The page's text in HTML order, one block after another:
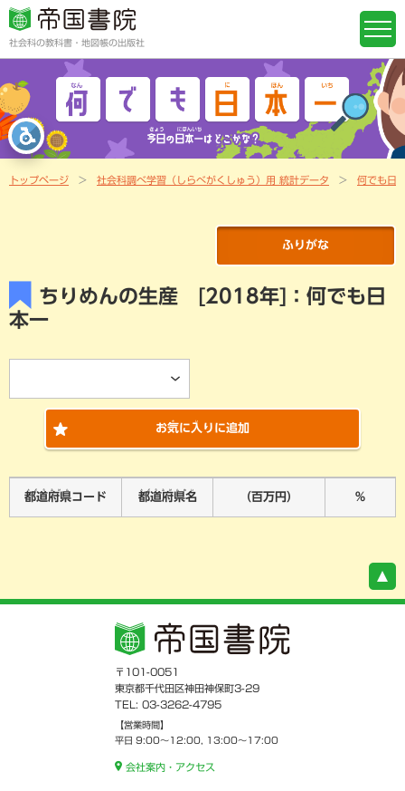
社会科の教科書・地図帳の出版社
トップページ 社会科調べ学習（しらべがくしゅう）用 統計データ 何でも日
ふりがな
ちりめんの生産 [2018年]：何でも日
本一
お気に入 りに追加
都道府県コード 都道府県名 （百万円） ％
〒101-0051
東京都千代田区神田神保町3-29
TEL: 03-3262-4795
【営業時間】
平日 9:00～12:00, 13:00～17:00
会社案内・アクセス